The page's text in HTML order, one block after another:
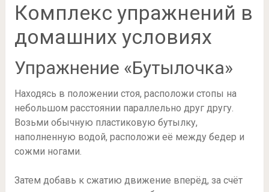
Комплекс упражнений в
домашних условиях
Упражнение «Бутылочка»
Находясь в положении стоя, расположи стопы на
небольшом расстоянии параллельно друг другу.
Возьми обычную пластиковую бутылку,
наполненную водой, расположи её между бедер и
сожми ногами.
Затем добавь к сжатию движение вперёд, за счёт